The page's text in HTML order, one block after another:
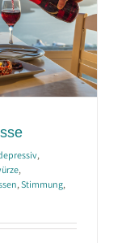
,
,
,Stimmung,